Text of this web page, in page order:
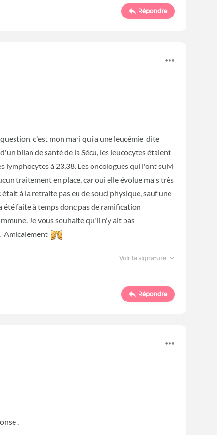
Répondre
c'est mon mari qui a une leucémie dite
bilan de santé de la Sécu, les leucocytes étaient
lymphocytes à 23,38. Les oncologues qui l'ont suivi
traitement en place, car oui elle évolue mais très
à la retraite pas eu de souci physique, sauf une
faite à temps donc pas de ramification
Je vous souhaite qu'il n'y ait pas
Amicalement
Voir la signature
Répondre
.